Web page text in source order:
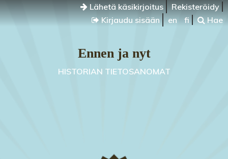
Lähetä käsikirjoitus
Rekisteröidy
Kirjaudu sisään
en fi Hae
Ennen ja nyt
HISTORIAN TIETOSANOMAT